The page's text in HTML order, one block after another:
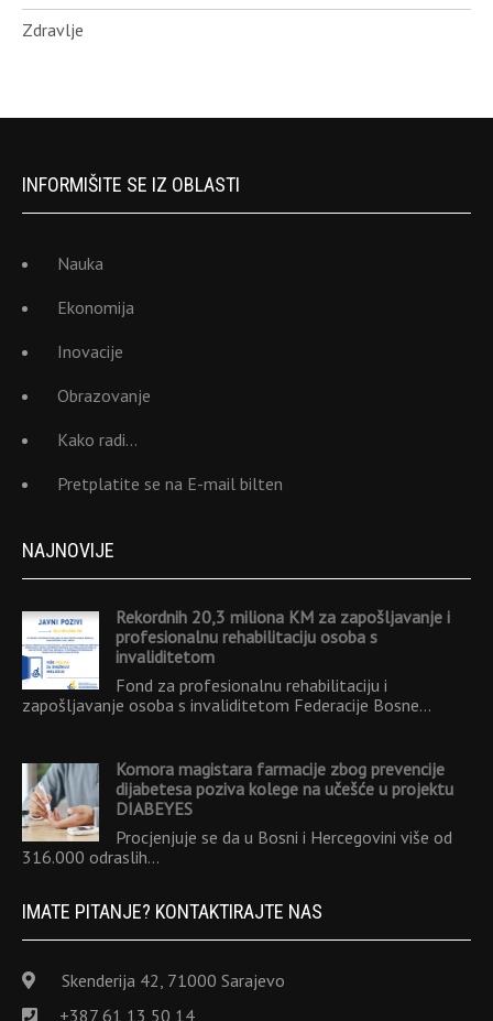
Zdravlje
INFORMIŠITE SE IZ OBLASTI
Nauka
Ekonomija
Inovacije
Obrazovanje
Kako radi…
Pretplatite se na E-mail bilten
NAJNOVIJE
Rekordnih 20,3 miliona KM za zapošljavanje i
profesionalnu rehabilitaciju osoba s
invaliditetom
Fond za profesionalnu rehabilitaciju i
zapošljavanje osoba s invaliditetom Federacije Bosne…
Komora magistara farmacije zbog prevencije
dijabetesa poziva kolege na učešće u projektu
DIABEYES
Procjenjuje se da u Bosni i Hercegovini više od
316.000 odraslih…
IMATE PITANJE? KONTAKTIRAJTE NAS
Skenderija 42, 71000 Sarajevo
+387 61 13 50 14